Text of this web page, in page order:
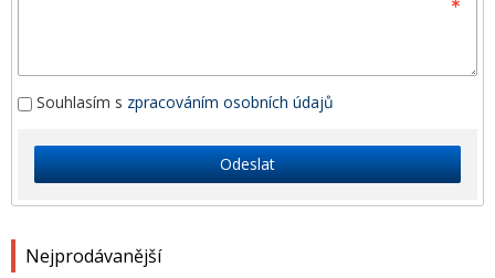
Nejprodávanější
Souhlasím s zpracováním osobních údajů
Odeslat